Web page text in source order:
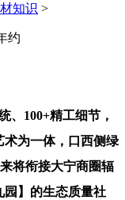
知识 >
约
100+精工细节，
术为一体，口西侧绿
将衔接大宁商圈辐
园】的生态质量社